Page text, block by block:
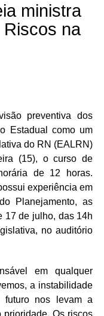
ministra
na
preventiva dos
Estadual como um
do RN (EALRN)
(15), o curso de
de 12 horas.
experiência em
Planejamento, as
17 de julho, das 14h
no auditório
em qualquer
a instabilidade
nos levam a
Os riscos